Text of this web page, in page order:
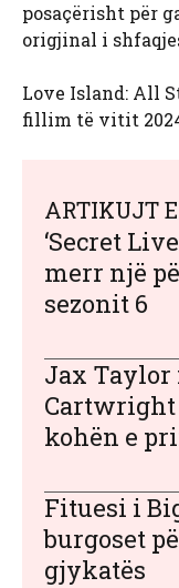
posaçërisht për
origjinal i
Love Island: All
fillim të vitit
ARTIKUJT
‘Secret
merr një
sezonit 6
Jax
kohën e
Fituesi i
burgoset
gjykatës